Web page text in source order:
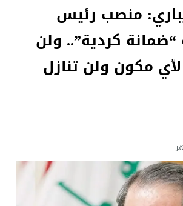
لا تهديد على الحدود مع سوريا وتحركات القوات
ضابطان.. توقيف أربعة منتسبين بشرطة النجف
نفوق جماعي”.. تحذير من كارثة بيئية تهدد أهوار
الإطاحة بمتهم وفق المادة 4 إرهاب بعد استدراجه من خارج العراق
ننتظر الموازنات.. وزير الصحة يمنح أولوية العقود
منصب رئيس
كردية”.. ولن
مكون ولن تنازل